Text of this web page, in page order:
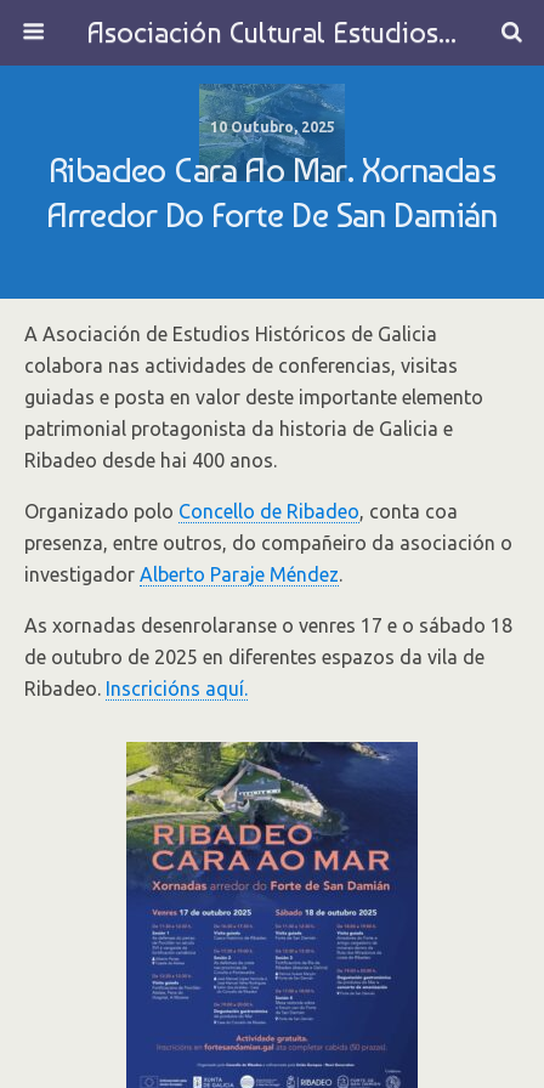
Asociación Cultural Estudios Históricos de Galicia
10 Outubro, 2025
Ribadeo Cara Ao Mar. Xornadas
Arredor Do Forte De San Damián
A Asociación de Estudios Históricos de Galicia
colabora nas actividades de conferencias, visitas
guiadas e posta en valor deste importante elemento
patrimonial protagonista da historia de Galicia e
Ribadeo desde hai 400 anos.
Organizado polo Concello de Ribadeo, conta coa
presenza, entre outros, do compañeiro da asociación o
investigador Alberto Paraje Méndez.
As xornadas desenrolaranse o venres 17 e o sábado 18
de outubro de 2025 en diferentes espazos da vila de
Ribadeo. Inscricións aquí.